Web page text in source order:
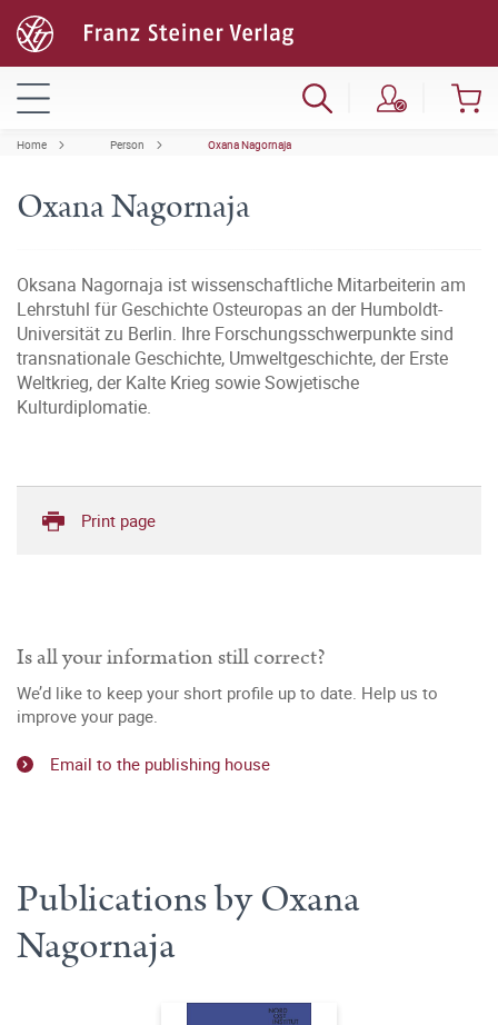
Home Person Oxana Nagornaja
Oxana Nagornaja
Oksana Nagornaja ist wissenschaftliche Mitarbeiterin am
Lehrstuhl für Geschichte Osteuropas an der Humboldt-
Universität zu Berlin. Ihre Forschungsschwerpunkte sind
transnationale Geschichte, Umweltgeschichte, der Erste
Weltkrieg, der Kalte Krieg sowie Sowjetische
Kulturdiplomatie.
Print page
Is all your information still correct?
We’d like to keep your short profile up to date. Help us to
improve your page.
Email to the publishing house
Publications by Oxana
Nagornaja